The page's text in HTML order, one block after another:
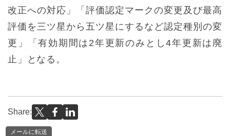
改正への対応」「評価認定マークの変更及び最高
評価を三ツ星から五ツ星にするなど認定種別の変
更」「有効期間は2年更新のみとし4年更新は廃
止」となる。
Share:
メールに転送